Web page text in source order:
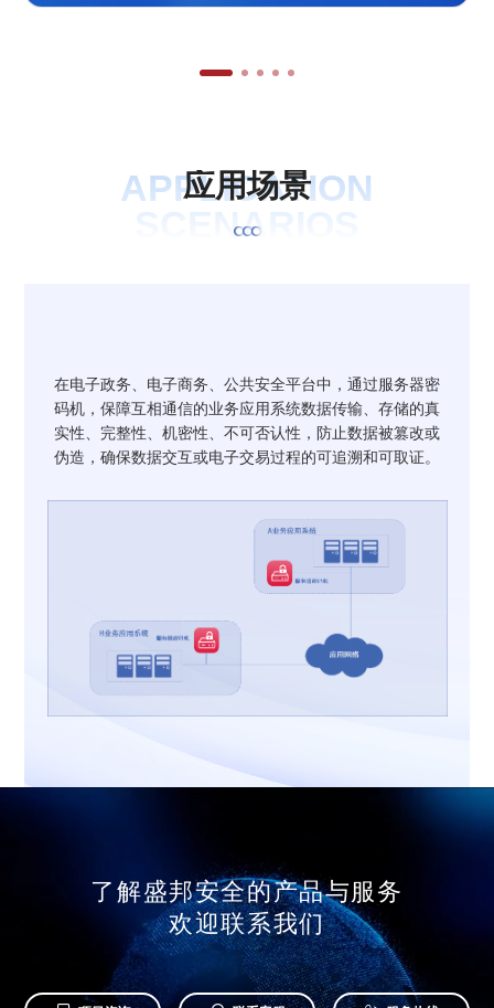
APPLICATION
SCENARIOS
应用场景
在电子政务、电子商务、公共安全平台中，通过服务器密
码机，保障互相通信的业务应用系统数据传输、存储的真
实性、完整性、机密性、不可否认性，防止数据被篡改或
伪造，确保数据交互或电子交易过程的可追溯和可取证。
了解盛邦安全的产品与服务
欢迎联系我们